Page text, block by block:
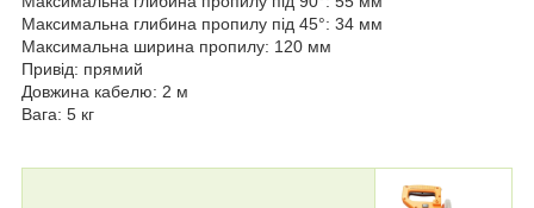
Максимальна глибина пропилу під 45°: 34 мм
Максимальна ширина пропилу: 120 мм
Привід: прямий
Довжина кабелю: 2 м
Вага: 5 кг